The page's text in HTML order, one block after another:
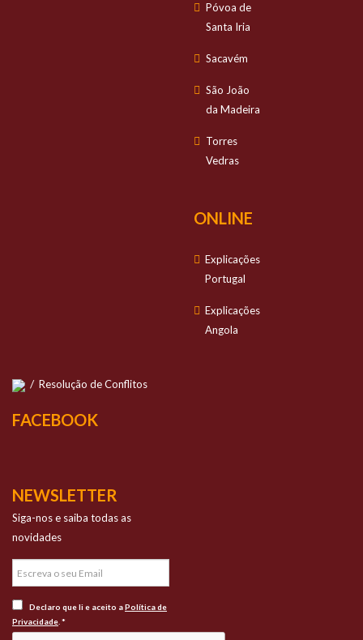
Póvoa de
Santa Iria
Sacavém
São João
da Madeira
Torres
Vedras
ONLINE
Explicações
Portugal
Explicações
Angola
/ Resolução de Conflitos
FACEBOOK
NEWSLETTER
Siga-nos e saiba todas as
novidades
Declaro que li e aceito aPolítica de
Privacidade . *